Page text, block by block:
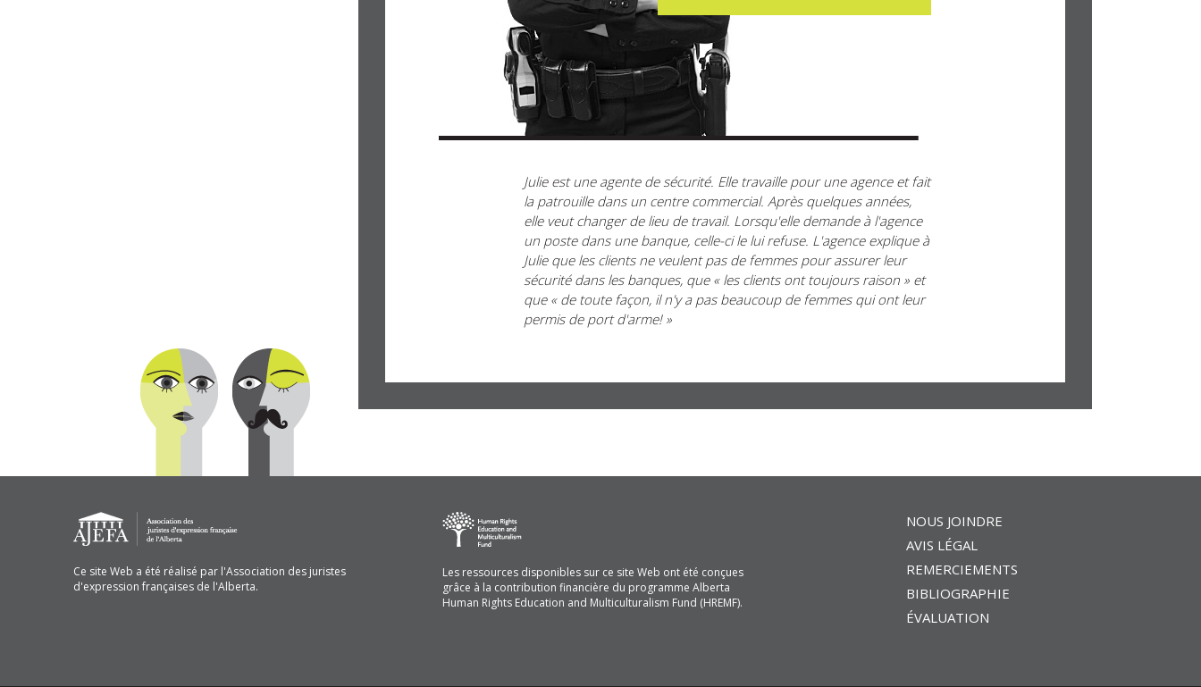
Julie est une agente de sécurité. Elle travaille pour une agence et fait
la patrouille dans un centre commercial. Après quelques années,
elle veut changer de lieu de travail. Lorsqu'elle demande à l'agence
un poste dans une banque, celle-ci le lui refuse. L'agence explique à
Julie que les clients ne veulent pas de femmes pour assurer leur
sécurité dans les banques, que « les clients ont toujours raison » et
que « de toute façon, il n'y a pas beaucoup de femmes qui ont leur
permis de port d'arme! »
NOUS JOINDRE
AVIS LÉGAL
REMERCIEMENTS
BIBLIOGRAPHIE
ÉVALUATION
Ce site Web a été réalisé par l'Association des juristes
d'expression françaises de l'Alberta.
Les ressources disponibles sur ce site Web ont été conçues
grâce à la contribution financière du programme Alberta
Human Rights Education and Multiculturalism Fund (HREMF).